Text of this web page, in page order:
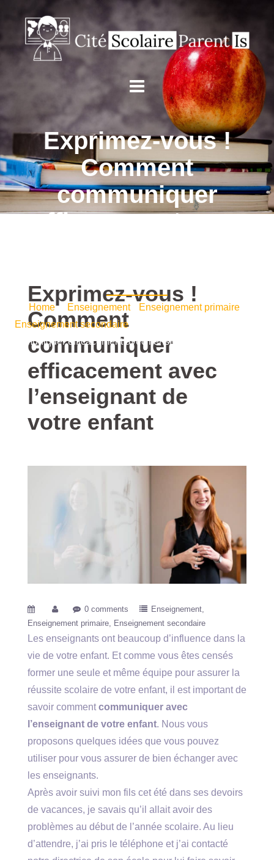
Exprimez-vous !
Comment
communiquer
efficacement avec
Home/ Enseignement• Enseignement primaire•
Enseignement secondaire/ Exprimez-vous ! Comment
communiquer efficacement avec l’enseignant de votre enfant
Exprimez-vous !
Comment
communiquer
efficacement avec
l’enseignant de
votre enfant
0 comments
Enseignement
Enseignement primaire
Enseignement secondaire
Les enseignants ont beaucoup d’influence dans la
vie de votre enfant. Et comme vous êtes censés
former une seule et même équipe pour assurer la
réussite scolaire de votre enfant, il est important de
savoir comment communiquer avec
l’enseignant de votre enfant. Nous vous
proposons quelques idées que vous pouvez
utiliser pour vous assurer de bien échanger avec
les enseignants.
Après avoir suivi mon fils cet été dans ses devoirs
de vacances, je savais qu’il allait avoir des
problèmes au début de l’année scolaire. Au lieu
d’attendre, j’ai pris le téléphone et j’ai contacté